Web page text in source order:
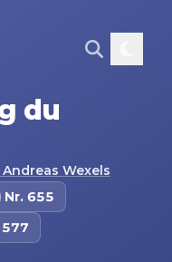
du
Wexels
·Nr. 655
577